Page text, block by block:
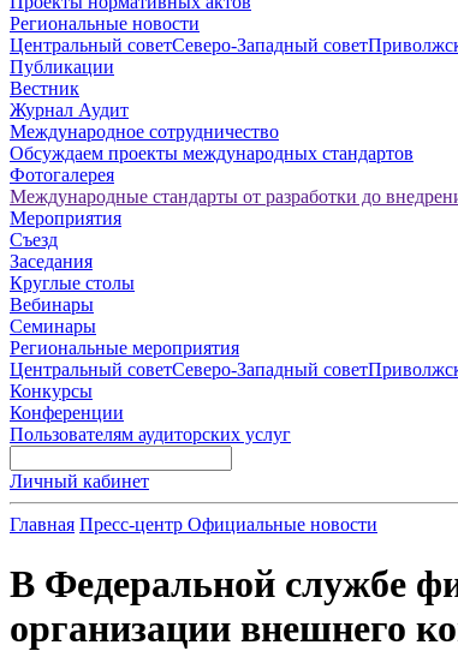
Региональные новости
Центральный советСеверо-Западный совет
Публикации
Вестник
Журнал Аудит
Международное сотрудничество
Обсуждаем проекты международных стандартов
Фотогалерея
Международные стандарты от разработки до
Мероприятия
Съезд
Заседания
Круглые столы
Вебинары
Семинары
Региональные мероприятия
Центральный советСеверо-Западный совет
Конкурсы
Конференции
Пользователям аудиторских услуг
Личный кабинет
Главная Пресс-центр Официальные новости
В Федеральной службе
организации внешнего